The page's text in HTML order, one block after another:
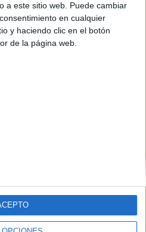
a este sitio web. Puede cambiar
en cualquier
y haciendo clic en el botón
de la página web.
en